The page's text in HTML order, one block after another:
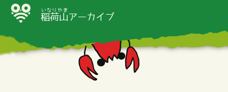
稲荷山
いなりやま
アーカイブ